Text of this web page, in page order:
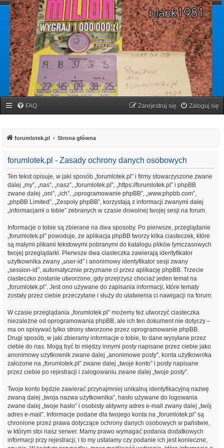
forumlotek.pl
Forum gier liczbowych
FAQ Zaloguj się
Zarejestruj się
forumlotek.pl Strona główna
forumlotek.pl - Zasady ochrony danych osobowych
Ten tekst opisuje, w jaki sposób „forumlotek.pl” i firmy stowarzyszone zwane
dalej „my”, „nas”, „nasz”, „forumlotek.pl”, „https://forumlotek.pl” i phpBB
zwane dalej „oni”, „ich”, „oprogramowanie phpBB”, „www.phpbb.com”,
„phpBB Limited”, „Zespoły phpBB”, korzystają z informacji zwanymi dalej
„informacjami o tobie” zebranych w czasie dowolnej twojej sesji na forum.
Informacje o tobie są zbierane na dwa sposoby. Po pierwsze, przeglądanie
„forumlotek.pl” powoduje, że aplikacja phpBB tworzy kilka ciasteczek, które
są małymi plikami tekstowymi pobranymi do katalogu plików tymczasowych
twojej przeglądarki. Pierwsze dwa ciasteczka zawierają identyfikator
użytkownika zwany „user-id” i anonimowy identyfikator sesji zwany
„session-id”, automatycznie przyznane ci przez aplikację phpBB. Trzecie
ciasteczko zostanie utworzone, gdy przejrzysz chociaż jeden temat na
„forumlotek.pl”. Jest ono używane do zapisania informacji, które tematy
zostały przez ciebie przeczytane i służy do ułatwienia ci nawigacji na forum.
W czasie przeglądania „forumlotek.pl” możemy też utworzyć ciasteczka
niezależne od oprogramowania phpBB, ale ich ten dokument nie dotyczy –
ma on opisywać tylko strony stworzone przez oprogramowanie phpBB.
Drugi sposób, w jaki zbieramy informacje o tobie, to dane wysyłane przez
ciebie do nas. Mogą być to między innymi posty napisane przez ciebie jako
anonimowy użytkownik zwane dalej „anonimowe posty”, konta użytkownika
założone na „forumlotek.pl” zwane dalej „twoje konto” i posty napisane
przez ciebie po rejestracji i zalogowaniu zwane dalej „twoje posty”.
Twoje konto będzie zawierać przynajmniej unikalną identyfikacyjną nazwę
zwaną dalej „twoja nazwa użytkownika”, hasło używane do logowania
zwane dalej „twoje hasło” i osobisty aktywny adres e-mail zwany dalej „twój
adres e-mail”. Informacje podane dla twojego konta na „forumlotek.pl” są
chronione przez prawa dotyczące ochrony danych osobowych w państwie,
w którym stoi nasz serwer. Mamy prawo wymagać podania dodatkowych
informacji przy rejestracji, i to my ustalamy czy podanie ich jest konieczne,